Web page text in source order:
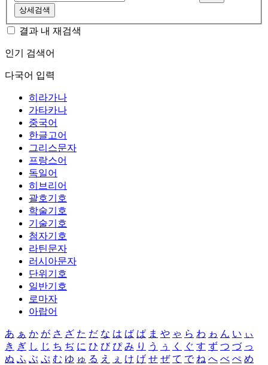
상세검색
결과 내 재검색
인기 검색어
다국어 입력
히라가나
가타카나
중국어
한글고어
그리스문자
프랑스어
독일어
히브리어
괄호기호
학술기호
기술기호
첨자기호
라틴문자
러시아문자
단위기호
일반기호
로마자
아랍어
あ ぁ か が さ ざ た だ な は ば ぱ ま や ゃ ら わ ゎ ん い ぃ
き ぎ し じ ち ぢ に ひ び ぴ み り う ぅ く ぐ す ず つ づ っ
ぬ ふ ぶ ぷ む ゆ ゅ る え ぇ け げ せ ぜ て で ね へ べ ぺ め